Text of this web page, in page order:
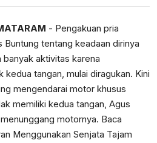
- Pengakuan pria
Buntung tentang keadaan dirinya
aktivitas karena
tangan, mulai diragukan. Kini
mengendarai motor khusus
memiliki kedua tangan, Agus
motornya. Baca
Menggunakan Senjata Tajam